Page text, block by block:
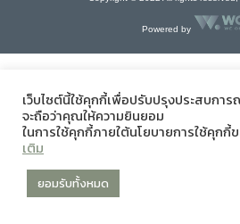
Powered by
เว็บไซต์นี้ใช้คุกกี้เพื่อปรับปรุงประสบการ
จะถือว่าคุณให้ความยินยอม
ในการใช้คุกกี้ภายใต้นโยบายการใช้คุกกี้ข
เติม
ยอมรับทั้งหมด